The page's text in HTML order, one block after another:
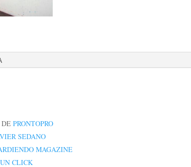
PRONTOPRO
SEDANO
MAGAZINE
CLICK